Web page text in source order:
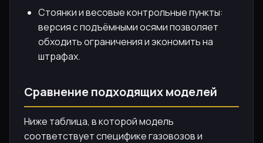
Стоянки и весовые контрольные пункты:
версия с подъёмными осями позволяет
обходить ограничения и экономить на
штрафах.
Сравнение подходящих моделей
Ниже таблица, в которой модель
соответствует специфике газовозов и